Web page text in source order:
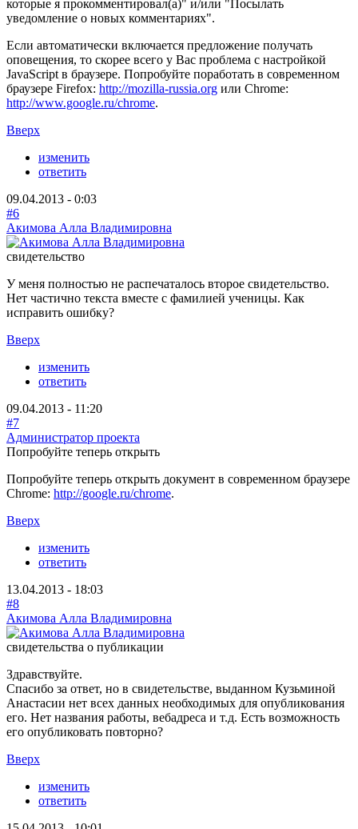
которые я прокомментировал(а)" и/или "Посылать
уведомление о новых комментариях".
Если автоматически включается предложение получать
оповещения, то скорее всего у Вас проблема с настройкой
JavaScript в браузере. Попробуйте поработать в современном
браузере Firefox: http://mozilla-russia.org или Chrome:
http://www.google.ru/chrome.
Вверх
изменить
ответить
09.04.2013 - 0:03
#6
Акимова Алла Владимировна
свидетельство
У меня полностью не распечаталось второе свидетельство.
Нет частично текста вместе с фамилией ученицы. Как
исправить ошибку?
Вверх
изменить
ответить
09.04.2013 - 11:20
#7
Администратор проекта
Попробуйте теперь открыть
Попробуйте теперь открыть документ в современном браузере
Chrome: http://google.ru/chrome.
Вверх
изменить
ответить
13.04.2013 - 18:03
#8
Акимова Алла Владимировна
свидетельства о публикации
Здравствуйте.
Спасибо за ответ, но в свидетельстве, выданном Кузьминой
Анастасии нет всех данных необходимых для опубликования
его. Нет названия работы, вебадреса и т.д. Есть возможность
его опубликовать повторно?
Вверх
изменить
ответить